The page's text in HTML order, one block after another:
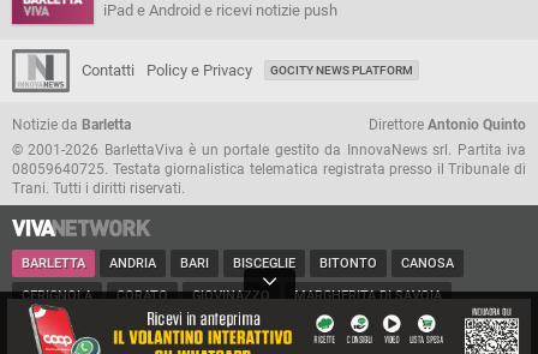
iPad e Android e ricevi notizie push
Contatti Policy e Privacy GOCITY NEWS PLATFORM
Notizie da Barletta Direttore Antonio Quinto
© 2001-2026 BarlettaViva è un portale gestito da InnovaNews srl. Partita iva
08059640725. Testata giornalistica telematica registrata presso il Tribunale di
Trani. Tutti i diritti riservati.
BARLETTA ANDRIA BARI BISCEGLIE BITONTO CANOSA
CERIGNOLA CORATO GIOVINAZZO MARGHERITA DI SAVOIA
MINERVINO MODUGNO MOLFETTA PUGLIA RUVO